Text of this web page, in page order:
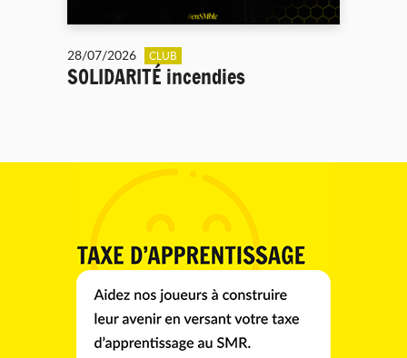
28/07/2026 CLUB
SOLIDARITÉ incendies